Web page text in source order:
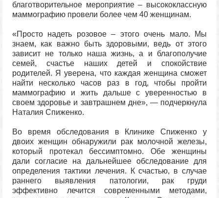
благотворительное мероприятие – высококлассную
маммографию провели более чем 40 женщинам.
«Просто надеть розовое – этого очень мало. Мы
знаем, как важно быть здоровыми, ведь от этого
зависит не только наша жизнь, а и благополучие
семей, счастье наших детей и спокойствие
родителей. Я уверена, что каждая женщина сможет
найти несколько часов раз в год, чтобы пройти
маммографию и жить дальше с уверенностью в
своем здоровье и завтрашнем дне», — подчеркнула
Наталия Спиженко.
Во время обследования в Клинике Спиженко у
двоих женщин обнаружили рак молочной железы,
который протекал бессимптомно. Обе женщины
дали согласие на дальнейшее обследование для
определения тактики лечения. К счастью, в случае
раннего выявления патологии, рак груди
эффективно лечится современными методами,